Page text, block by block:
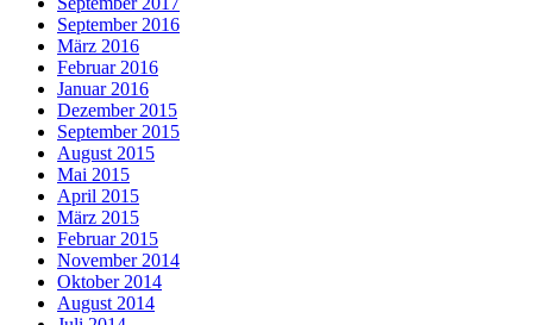
September 2016
März 2016
Februar 2016
Januar 2016
Dezember 2015
September 2015
August 2015
Mai 2015
April 2015
März 2015
Februar 2015
November 2014
Oktober 2014
August 2014